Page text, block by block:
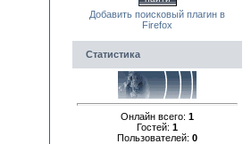
Добавить поисковый плагин в
Firefox
Статистика
Онлайн всего: 1
Гостей: 1
Пользователей: 0